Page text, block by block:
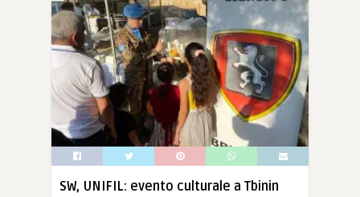
SW, UNIFIL: evento culturale a Tbinin